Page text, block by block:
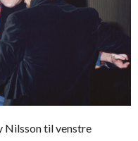
Nilsson til venstre